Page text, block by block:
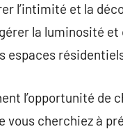
l’intimité et la
la luminosité et
espaces
l’opportunité de
cherchiez à